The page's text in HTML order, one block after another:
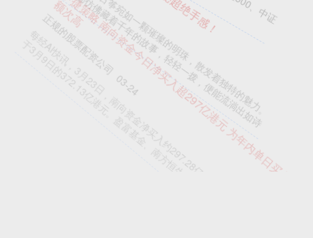
证券股票配资 04-23
在悠悠琴韵中，月灵古筝宛如一颗璀璨的明珠，散发着独特的魅力。
它的每一根琴弦都仿佛藏着千年的故事，轻轻一拨，便能流淌出如诗
申捷策略 南向资金今日净买入超297亿港元 为年内单日买入
03-24
每经AI快讯，3月23日，南向资金净买入约297.28亿港元，年内仅次
于3月9日的372.13亿港元。盈富基金、南方恒生